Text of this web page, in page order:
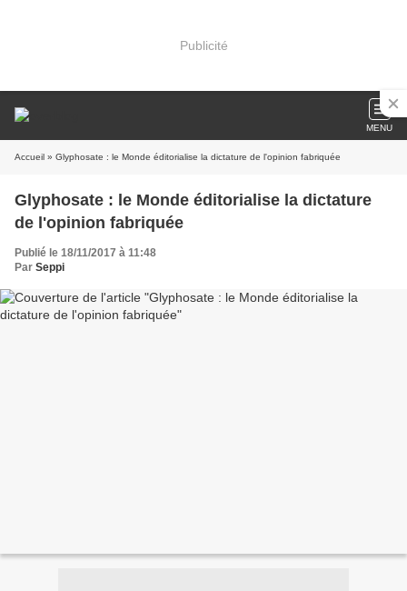
Publicité
MENU
Accueil » Glyphosate : le Monde éditorialise la dictature de l'opinion fabriquée
Glyphosate : le Monde éditorialise la dictature
de l'opinion fabriquée
Publié le 18/11/2017 à 11:48
Par Seppi